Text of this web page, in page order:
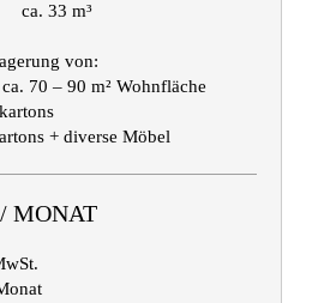
ca. 33 m³
von:
70 – 90 m² Wohnfläche
+ diverse Möbel
MONAT